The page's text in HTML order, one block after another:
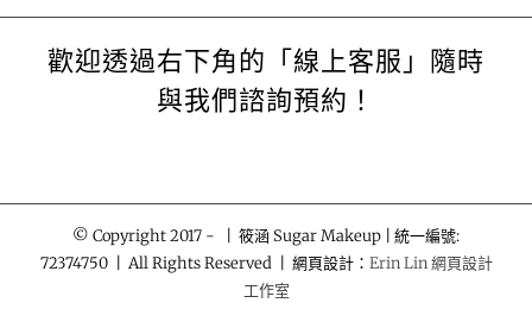
歡迎透過右下角的「線上客服」隨時
與我們諮詢預約！
© Copyright 2017 -
| 筱涵 Sugar Makeup | 統一編號:
72374750 | All Rights Reserved | 網頁設計： Erin Lin 網頁設計
工作室